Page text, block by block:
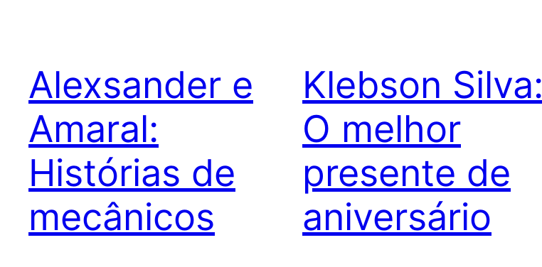
Alexsander e
Amaral:
Histórias de
mecânicos
Klebson Silva:
O melhor
presente de
aniversário